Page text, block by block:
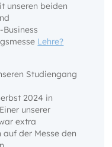
unseren beiden
Lehre?
Studiengang
2024 in
unserer
extra
der Messe den